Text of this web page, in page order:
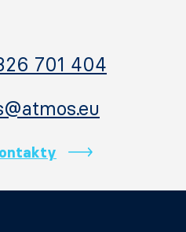
701 404